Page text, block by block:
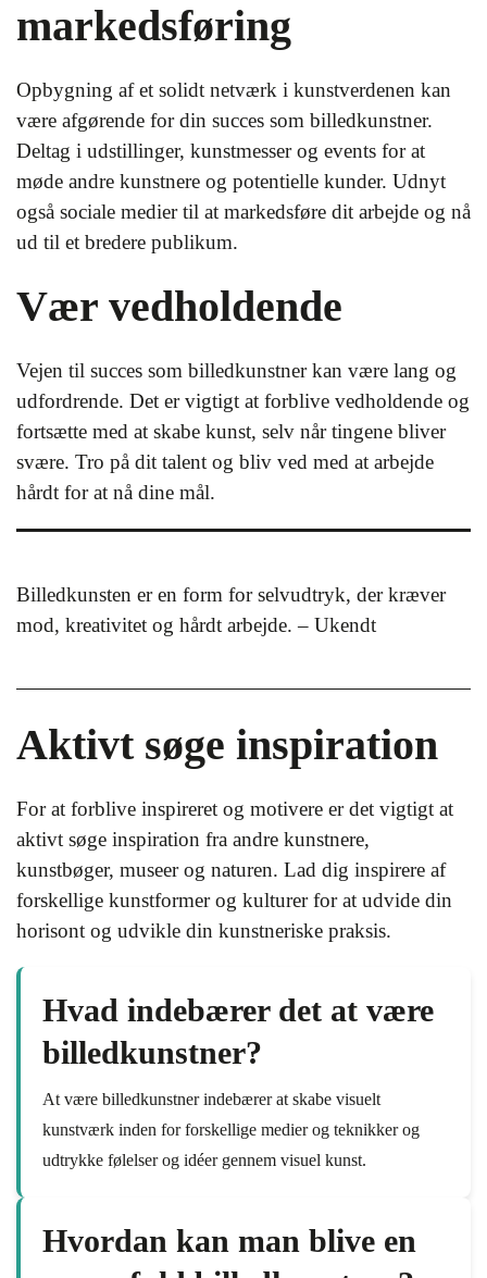
markedsføring
Opbygning af et solidt netværk i kunstverdenen kan
være afgørende for din succes som billedkunstner.
Deltag i udstillinger, kunstmesser og events for at
møde andre kunstnere og potentielle kunder. Udnyt
også sociale medier til at markedsføre dit arbejde og nå
ud til et bredere publikum.
Vær vedholdende
Vejen til succes som billedkunstner kan være lang og
udfordrende. Det er vigtigt at forblive vedholdende og
fortsætte med at skabe kunst, selv når tingene bliver
svære. Tro på dit talent og bliv ved med at arbejde
hårdt for at nå dine mål.
Billedkunsten er en form for selvudtryk, der kræver
mod, kreativitet og hårdt arbejde. – Ukendt
Aktivt søge inspiration
For at forblive inspireret og motivere er det vigtigt at
aktivt søge inspiration fra andre kunstnere,
kunstbøger, museer og naturen. Lad dig inspirere af
forskellige kunstformer og kulturer for at udvide din
horisont og udvikle din kunstneriske praksis.
Hvad indebærer det at være
billedkunstner?
At være billedkunstner indebærer at skabe visuelt
kunstværk inden for forskellige medier og teknikker og
udtrykke følelser og idéer gennem visuel kunst.
Hvordan kan man blive en